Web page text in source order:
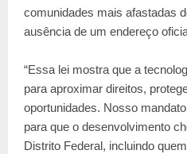
comunidades mais afastadas
ausência de um endereço
“Essa lei mostra que a
para aproximar direitos,
oportunidades. Nosso
para que o desenvolvimento
Distrito Federal, incluindo